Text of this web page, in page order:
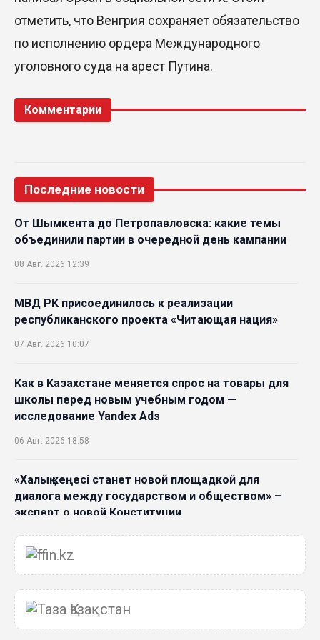
SOUEAST Summer CUP 2026 объединил семьи и
юных футболистов в Алматы
20 Июл. 2026 11:14
отметить, что Венгрия сохраняет обязательство
по исполнению ордера Международного
уголовного суда на арест Путина.
Комментарии
Последние новости
От Шымкента до Петропавловска: какие темы
объединили партии в очередной день кампании
08 Авг. 2026 12:39
МВД РК присоединилось к реализации
республиканского проекта «Читающая нация»
07 Авг. 2026 10:07
Как в Казахстане меняется спрос на товары для
школы перед новым учебным годом —
исследование Yandex Ads
06 Авг. 2026 18:58
«Халық кеңесі станет новой площадкой для
диалога между государством и обществом» –
эксперт о новой Конституции
06 Авг. 2026 15:51
Главное значение новой Конституции –
приблизить государство к человеку –Жанара
Джигитекова